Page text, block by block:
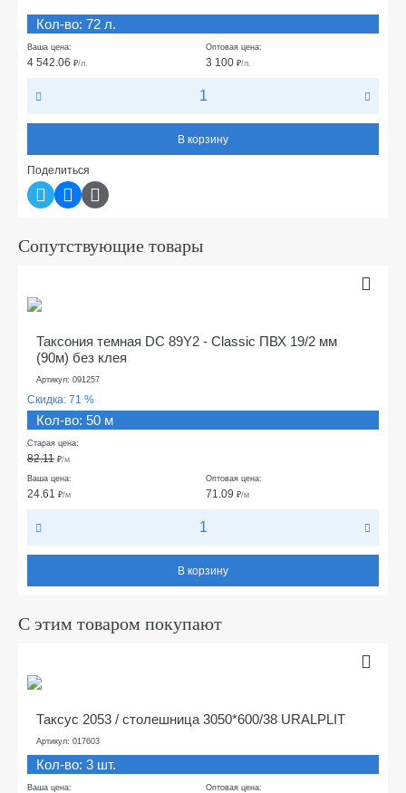
Кол-во: 72 л.
Ваша цена:
4 542.06 ₽/л.
Оптовая цена:
3 100 ₽/л.
В корзину
Поделиться
Сопутствующие товары
Таксония темная DC 89Y2 - Classic ПВХ 19/2 мм
(90м) без клея
Артикул: 091257
Скидка: 71 %
Кол-во: 50 м
Старая цена:
82.11 ₽/м
Ваша цена:
24.61 ₽/м
Оптовая цена:
71.09 ₽/м
В корзину
С этим товаром покупают
Таксус 2053 / столешница 3050*600/38 URALPLIT
Артикул: 017603
Кол-во: 3 шт.
Ваша цена: Оптовая цена: